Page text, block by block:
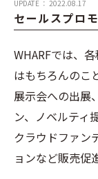
UPDATE ： 2022.08.17
セールスプロ
WHARFでは、
はもちろんのこと
展示会への出展
ン、ノベルティ
クラウドファン
ョンなど販売促